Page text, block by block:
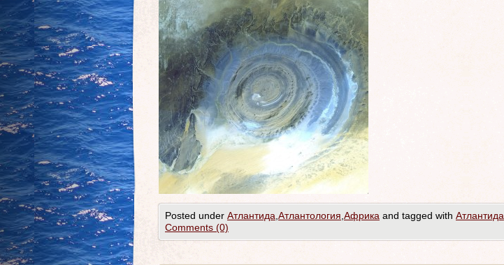
Posted under Атлантида Атлантология Африка and tagged with Атлантида
Comments (0)